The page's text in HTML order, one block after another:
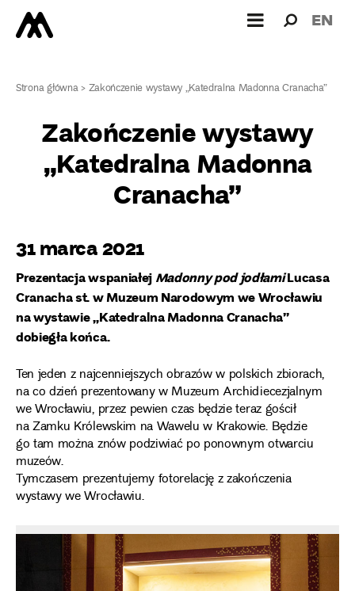
dla: EN
Strona główna>Zakończenie wystawy „Katedralna Madonna Cranacha”
Zakończenie wystawy
„Katedralna Madonna
Cranacha”
31 marca 2021
Prezentacja wspaniałejMadonny pod jodłamiLucasa
Cranacha st. w Muzeum Narodowym we Wrocławiu
na wystawie „Katedralna Madonna Cranacha”
dobiegła końca.
Ten jeden z najcenniejszych obrazów w polskich zbiorach,
na co dzień prezentowany w Muzeum Archidiecezjalnym
we Wrocławiu, przez pewien czas będzie teraz gościł
na Zamku Królewskim na Wawelu w Krakowie. Będzie
go tam można znów podziwiać po ponownym otwarciu
muzeów.
Tymczasem prezentujemy fotorelację z zakończenia
wystawy we Wrocławiu.